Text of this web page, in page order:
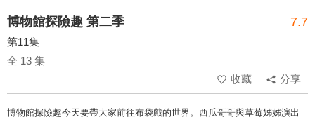
博物館探險趣 第二季 7.7
第11集
全 13 集
收藏
分享
博物館探險趣今天要帶大家前往布袋戲的世界。西瓜哥哥與草莓姊姊演出